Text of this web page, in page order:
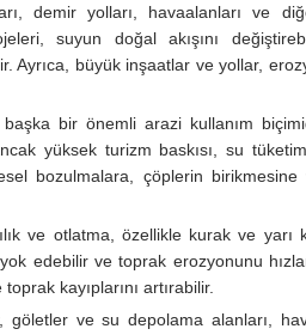
demir yolları, havaalanları ve
suyun doğal akışını
Ayrıca, büyük inşaatlar ve yollar,
bir önemli arazi kullanım
yüksek turizm baskısı, su
bozulmalara, çöplerin
ve otlatma, özellikle kurak ve
edebilir ve toprak erozyonunu
kayıplarını artırabilir.
göletler ve su depolama alanları,